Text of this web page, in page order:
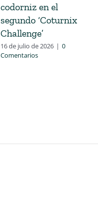
codorniz en el
segundo ‘Coturnix
Challenge’
16 de julio de 2026 | 0
Comentarios